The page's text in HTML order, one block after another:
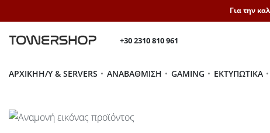
Για την
+30 2310 810 961
ΑΡΧΙΚΉH/Y & SERVERS ΑΝΑΒΆΘΜΙΣΗ GAMING ΕΚΤΥΠΩΤΙΚΆ